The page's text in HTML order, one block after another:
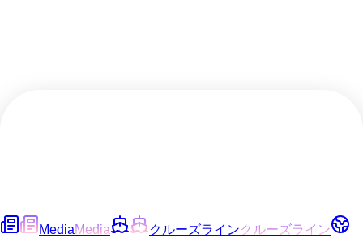
MediaMedia クルーズラインクルーズライン